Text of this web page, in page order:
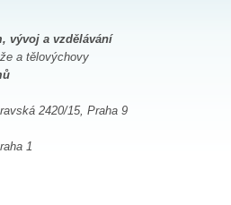
vývoj a vzdělávání
a tělovýchovy
2420/15, Praha 9
1